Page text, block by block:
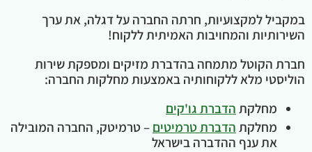
במקביל למקצועיות, חרתה החברה על דגלה, את ערך
השירותיות והמחויבות האמיתית ללקוח!
חברת הקוטל מתמחה בהדברת מזיקים ומספקת שירות
הוליסטי מלא ללקוחותיה באמצעות מחלקות החברה:
מחלקת הדברת גו'קים
מחלקת הדברת טרמיטים – טרמיטק, החברה המובילה
את ענף ההדברה בישראל